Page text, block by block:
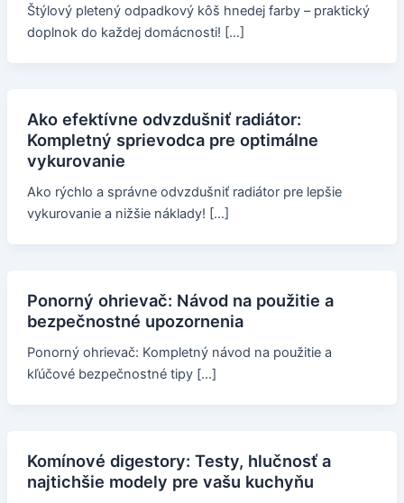
Štýlový pletený odpadkový kôš hnedej farby – praktický
doplnok do každej domácnosti! […]
Ako efektívne odvzdušniť radiátor:
Kompletný sprievodca pre optimálne
vykurovanie
Ako rýchlo a správne odvzdušniť radiátor pre lepšie
vykurovanie a nižšie náklady! […]
Ponorný ohrievač: Návod na použitie a
bezpečnostné upozornenia
Ponorný ohrievač: Kompletný návod na použitie a
kľúčové bezpečnostné tipy […]
Komínové digestory: Testy, hlučnosť a
najtichšie modely pre vašu kuchyňu